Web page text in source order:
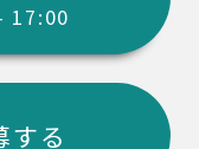
17:00
する